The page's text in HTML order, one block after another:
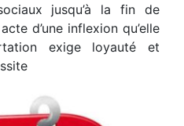
jusqu’à la fin de
d’une inflexion qu’elle
exige loyauté et